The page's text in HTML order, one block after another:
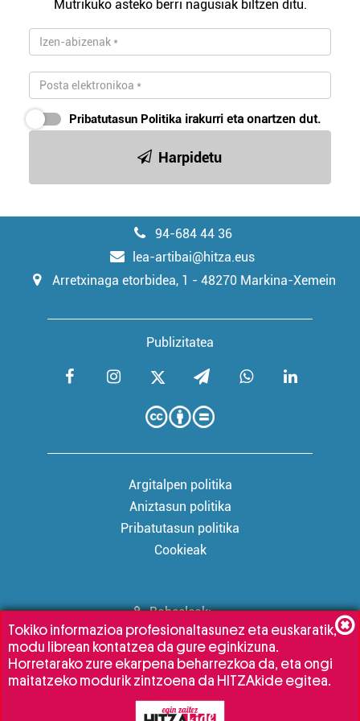
irakurriMutrikuko asteko berri nagusiak biltzen ditu.
Pribatutasun Politika irakurri eta onartzen dut.
Harpidetu
94-684 44 36
lea-artibai@hitza.eus
Arretxinaga etorbidea, 1 - 48270 Markina-Xemein
Publizitatea
Argitalpen politika
Aniztasun politika
Pribatutasun politika
Cookieak
Babesleak:
Tokiko informazioa profesionaltasunez eta euskaratik,
modu librean kontatzea da gure eginkizuna.
Horretarako zure ekarpena beharrezkoa da, eta ongi
maitatzeko modurik zintzoena da HITZAkide egitea.